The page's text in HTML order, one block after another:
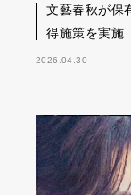
文藝春秋が保
得施策を実施
2026.04.30